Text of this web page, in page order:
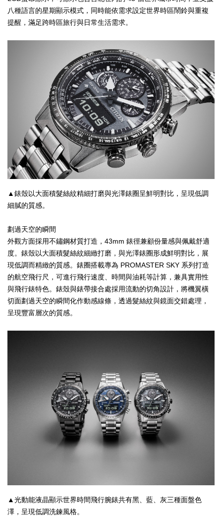
八種語言的星期顯示模式，同時能依需求設定世界時區鬧鈴與重複
提醒，滿足跨時區旅行與日常生活需求。
▲錶殼以大面積髮絲紋精細打磨與光澤錶圈呈鮮明對比，呈現低調
細膩的質感。
劃過天空的瞬間
外觀方面採用不鏽鋼材質打造，43mm 錶徑兼顧份量感與佩戴舒適
度。錶殼以大面積髮絲紋細緻打磨，與光澤錶圈形成鮮明對比，展
現低調而精緻的質感。錶圈搭載專為 PROMASTER SKY 系列打造
的航空飛行尺，可進行飛行速度、時間與油耗等計算，兼具實用性
與飛行錶特色。錶殼與錶帶接合處採用流動的切角設計，將機翼橫
切面劃過天空的瞬間化作動感線條，透過髮絲紋與鏡面交錯處理，
呈現豐富層次的質感。
▲光動能液晶顯示世界時間飛行腕錶共有黑、藍、灰三種面盤色
澤，呈現低調洗鍊風格。